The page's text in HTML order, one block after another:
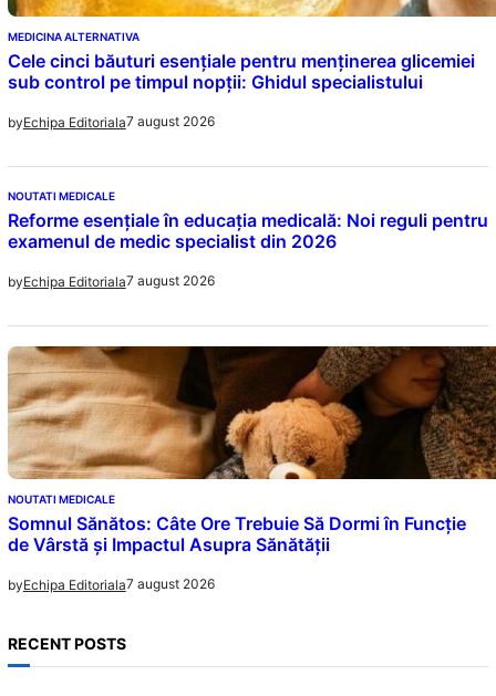
MEDICINA ALTERNATIVA
Cele cinci băuturi esențiale pentru menținerea glicemiei
sub control pe timpul nopții: Ghidul specialistului
byEchipa Editoriala7 august 2026
NOUTATI MEDICALE
Reforme esențiale în educația medicală: Noi reguli pentru
examenul de medic specialist din 2026
byEchipa Editoriala7 august 2026
NOUTATI MEDICALE
Somnul Sănătos: Câte Ore Trebuie Să Dormi în Funcție
de Vârstă și Impactul Asupra Sănătății
byEchipa Editoriala7 august 2026
RECENT POSTS